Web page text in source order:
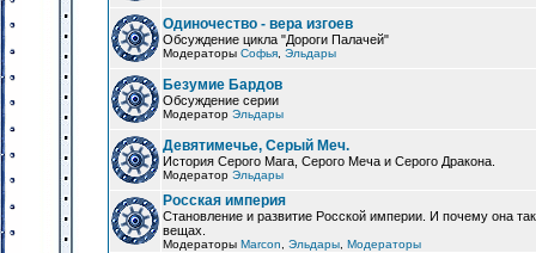
Одиночество - вера изгоев
Обсуждение цикла "Дороги Палачей"
Модераторы Софья Эльдары
Безумие Бардов
Обсуждение серии
Модератор Эльдары
Девятимечье, Серый Меч.
История Серого Мага, Серого Меча и Серого Дракона.
Модератор Эльдары
Росская империя
Становление и развитие Росской империи. И почему она
вещах.
Модераторы Marcon Эльдары Модераторы